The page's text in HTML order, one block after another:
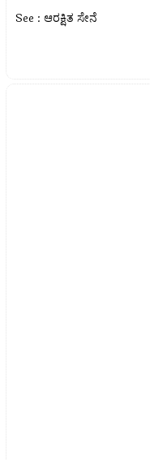
See : ಆರಕ್ಷಿತ ಸೇನೆ